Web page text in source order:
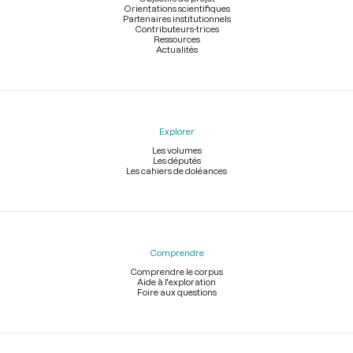
Orientations scientifiques
Partenaires institutionnels
Contributeurs-trices
Ressources
Actualités
Explorer
Les volumes
Les députés
Les cahiers de doléances
Comprendre
Comprendre le corpus
Aide à l'exploration
Foire aux questions